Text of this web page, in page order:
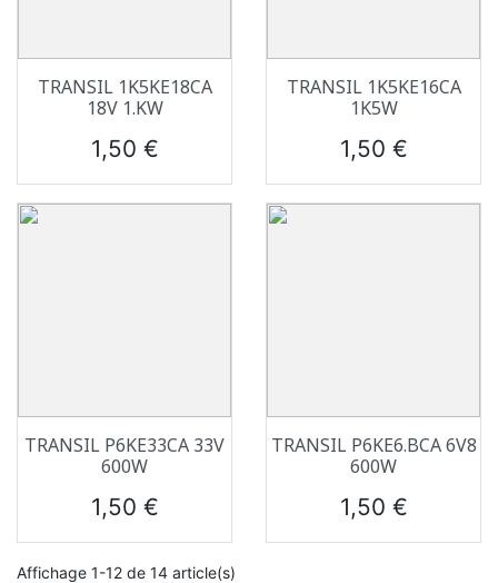
TRANSIL 1K5KE18CA
18V 1.KW
Prix
1,50 €
TRANSIL 1K5KE16CA
1K5W
Prix
1,50 €
TRANSIL P6KE33CA 33V
600W
Prix
1,50 €
TRANSIL P6KE6.BCA 6V8
600W
Prix
1,50 €
Affichage 1-12 de 14 article(s)